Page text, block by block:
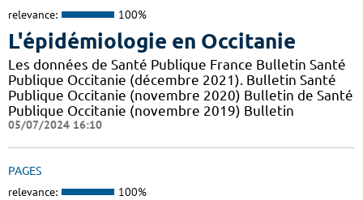
relevance: 100%
L'épidémiologie en Occitanie
Les données de Santé Publique France Bulletin Santé
Publique Occitanie (décembre 2021). Bulletin Santé
Publique Occitanie (novembre 2020) Bulletin de Santé
Publique Occitanie (novembre 2019) Bulletin
05/07/2024 16:10
PAGES
relevance: 100%